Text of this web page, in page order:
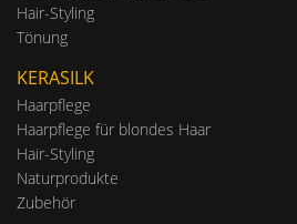
Hair-Styling
Tönung
KERASILK
Haarpflege
Haarpflege für blondes Haar
Hair-Styling
Naturprodukte
Zubehör